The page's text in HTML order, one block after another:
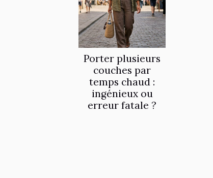
Porter plusieurs
couches par
temps chaud :
ingénieux ou
erreur fatale ?